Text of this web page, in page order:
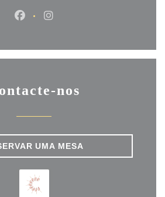
Facebook ((abre numa nova
nos
UMA MESA